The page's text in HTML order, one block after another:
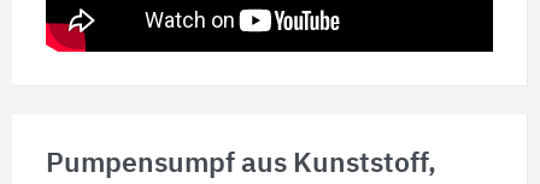
Pumpensumpf aus Kunststoff,